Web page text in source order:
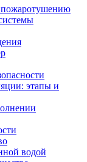
пожаротушению
этапы и
водой